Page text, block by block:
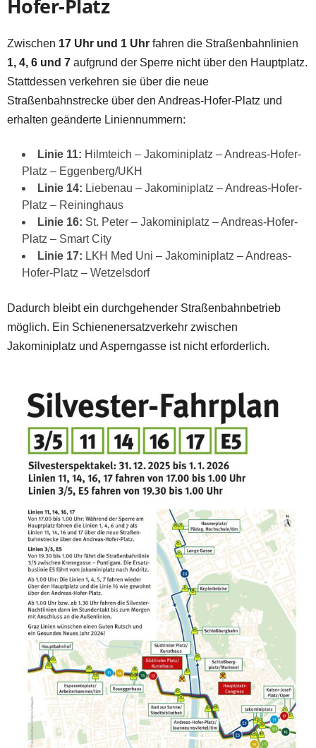
Hofer-Platz
Zwischen 17 Uhr und 1 Uhr fahren die Straßenbahnlinien
1, 4, 6 und 7 aufgrund der Sperre nicht über den Hauptplatz.
Stattdessen verkehren sie über die neue
Straßenbahnstrecke über den Andreas-Hofer-Platz und
erhalten geänderte Liniennummern:
Linie 11: Hilmteich – Jakominiplatz – Andreas-Hofer-
Platz – Eggenberg/UKH
Linie 14: Liebenau – Jakominiplatz – Andreas-Hofer-
Platz – Reininghaus
Linie 16: St. Peter – Jakominiplatz – Andreas-Hofer-
Platz – Smart City
Linie 17: LKH Med Uni – Jakominiplatz – Andreas-
Hofer-Platz – Wetzelsdorf
Dadurch bleibt ein durchgehender Straßenbahnbetrieb
möglich. Ein Schienenersatzverkehr zwischen
Jakominiplatz und Asperngasse ist nicht erforderlich.